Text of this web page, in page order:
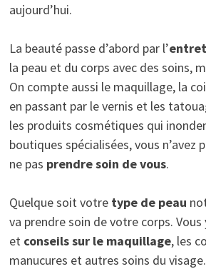
aujourd’hui.
La beauté passe d’abord par l’
la peau et du corps avec des soins,
On compte aussi le maquillage, la
en passant par le vernis et les
les produits cosmétiques qui
boutiques spécialisées, vous n’avez
ne pas prendre soin de vous.
Quelque soit votre type de peau
va prendre soin de votre corps.
et conseils sur le maquillage, les
manucures et autres soins du visage.